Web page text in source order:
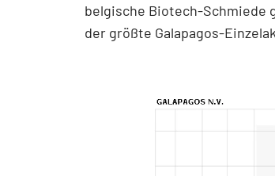
belgische Biotech-Schmiede
der größte Galapagos-